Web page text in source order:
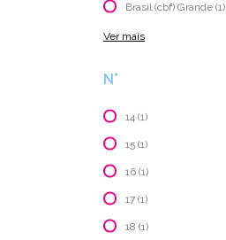
Brasil (cbf) Grande (1)
Ver mais
N°
14 (1)
15 (1)
16 (1)
17 (1)
18 (1)